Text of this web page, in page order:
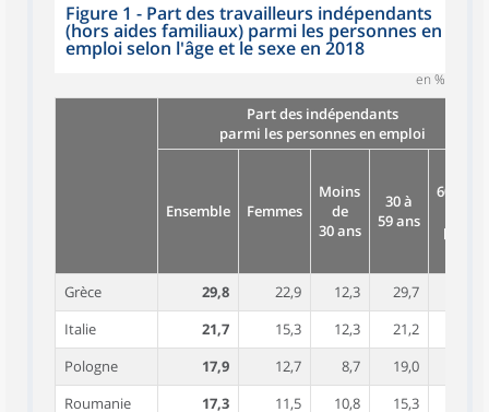
Figure 1 - Part des travailleurs indépendants
(hors aides familiaux) parmi les personnes en
emploi selon l'âge et le sexe en 2018
en %
Part des indépendants
parmi les personnes en emploi
Ensemble Femmes
Moins
de
30 ans
30 à
59 ans
60 ans
plus
Grèce 29,8 22,9 12,3 29,7
Italie
21,7 15,3 12,3 21,2
Pologne
17,9 12,7 8,7 19,0
Roumanie
17,3 11,5 10,8 15,3